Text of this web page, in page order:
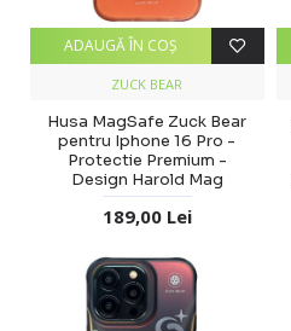
ZUCK BEAR
Husa MagSafe Zuck Bear
pentru Iphone 16 Pro -
Protectie Premium -
Design Harold Mag
189,00 Lei
ADAUGĂ ÎN COŞ